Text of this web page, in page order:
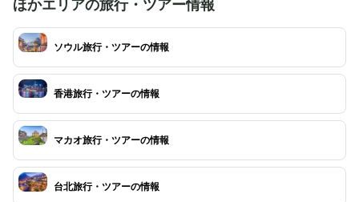
ほかエリアの旅行・ツアー情報
ソウル旅行・ツアーの情報
香港旅行・ツアーの情報
マカオ旅行・ツアーの情報
台北旅行・ツアーの情報